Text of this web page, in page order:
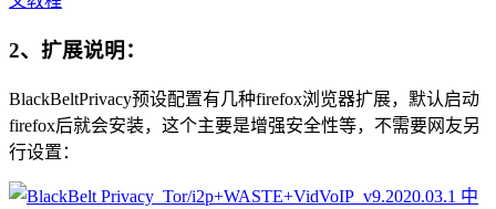
2、扩展说明：
BlackBeltPrivacy预设配置有几种firefox浏览器扩展，默认启动
firefox后就会安装，这个主要是增强安全性等，不需要网友另
行设置：